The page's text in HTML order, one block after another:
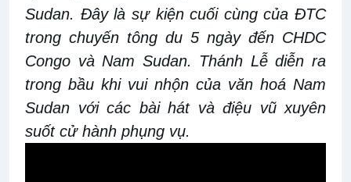
Sudan. Đây là sự kiện cuối cùng của ĐTC
trong chuyến tông du 5 ngày đến CHDC
Congo và Nam Sudan. Thánh Lễ diễn ra
trong bầu khi vui nhộn của văn hoá Nam
Sudan với các bài hát và điệu vũ xuyên
suốt cử hành phụng vụ.